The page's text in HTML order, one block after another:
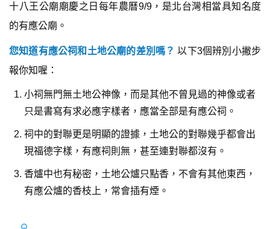
十八王公廟廟慶之日每年農曆9/9，是北台灣相當具知名度
的有應公廟。
您知道有應公祠和土地公廟的差別嗎？以下3個辨別小撇步
報你知喔：
小祠無門無土地公神像，而是其他不曾見過的神像或者
只是書寫有求必應字樣者，應當全部是有應公祠。
祠中的對聯更是明顯的證據，土地公的對聯幾乎都會出
現福德字樣，有應祠則無，甚至連對聯都沒有。
香爐中也有秘密，土地公爐只點香，不會有其他東西，
有應公爐的香枝上，常會插有煙。